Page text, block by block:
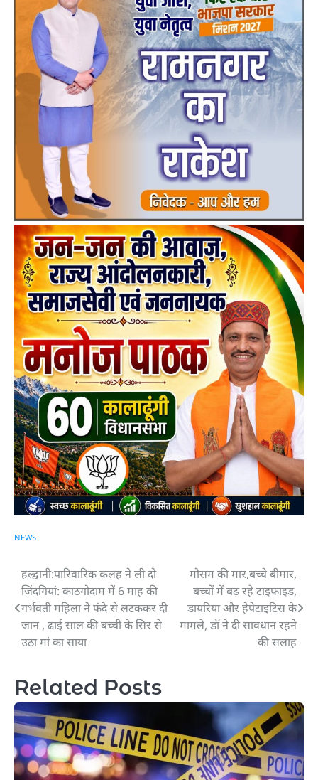
NEWS
Post
navigation
हल्द्वानी:पारिवारिक कलह ने ली दो
जिंदगियां: काठगोदाम में 6 माह की
गर्भवती महिला ने फंदे से लटककर दी
जान , ढाई साल की बच्ची के सिर से
उठा मां का साया
मौसम की मार,बच्चे बीमार,
बच्चों में बढ़ रहे टाइफाइड,
डायरिया और हेपेटाइटिस के
मामले, डॉ ने दी सावधान रहने
की सलाह
Related Posts